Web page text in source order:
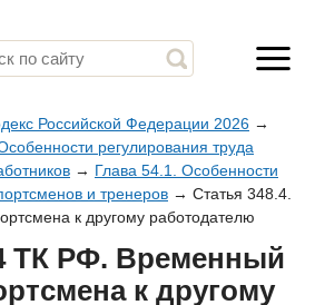
Российской Федерации 2026 →
регулирования труда
→ Глава 54.1. Особенности
и тренеров → Статья 348.4.
к другому работодателю
ТК РФ. Временный
к другому